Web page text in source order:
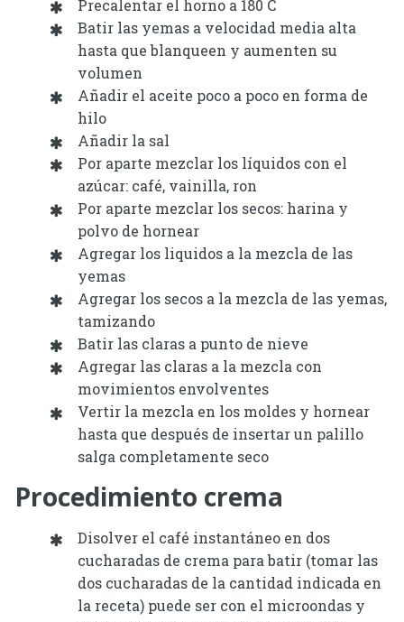
Precalentar el horno a 180 C
Batir las yemas a velocidad media alta
hasta que blanqueen y aumenten su
volumen
Añadir el aceite poco a poco en forma de
hilo
Añadir la sal
Por aparte mezclar los líquidos con el
azúcar: café, vainilla, ron
Por aparte mezclar los secos: harina y
polvo de hornear
Agregar los liquidos a la mezcla de las
yemas
Agregar los secos a la mezcla de las yemas,
tamizando
Batir las claras a punto de nieve
Agregar las claras a la mezcla con
movimientos envolventes
Vertir la mezcla en los moldes y hornear
hasta que después de insertar un palillo
salga completamente seco
Procedimiento crema
Disolver el café instantáneo en dos
cucharadas de crema para batir (tomar las
dos cucharadas de la cantidad indicada en
la receta) puede ser con el microondas y